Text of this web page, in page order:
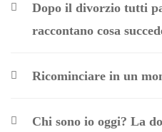
Dopo il divorzio tutti
raccontano cosa
Ricominciare in un
Chi sono io oggi? La